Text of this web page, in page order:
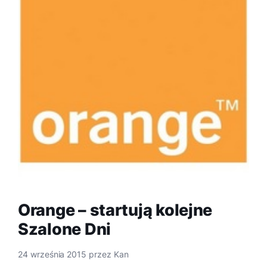
Orange – startują kolejne
Szalone Dni
24 września 2015 przez Kan